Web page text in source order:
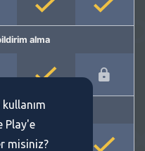
alma
Play'e
misiniz?